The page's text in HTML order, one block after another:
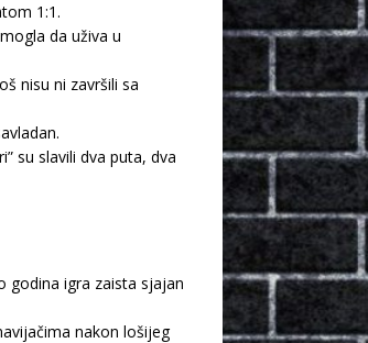
1:1.
da uživa u
nisu ni završili sa
su slavili dva puta, dva
godina igra zaista sjajan
nakon lošijeg